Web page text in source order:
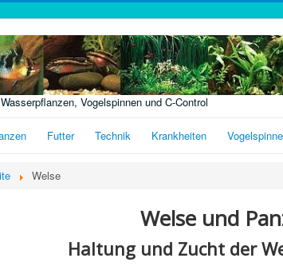
Vogelspinnen und C-Control
Futter Technik Krankheiten
Welse
Welse und
Haltung und Zucht der